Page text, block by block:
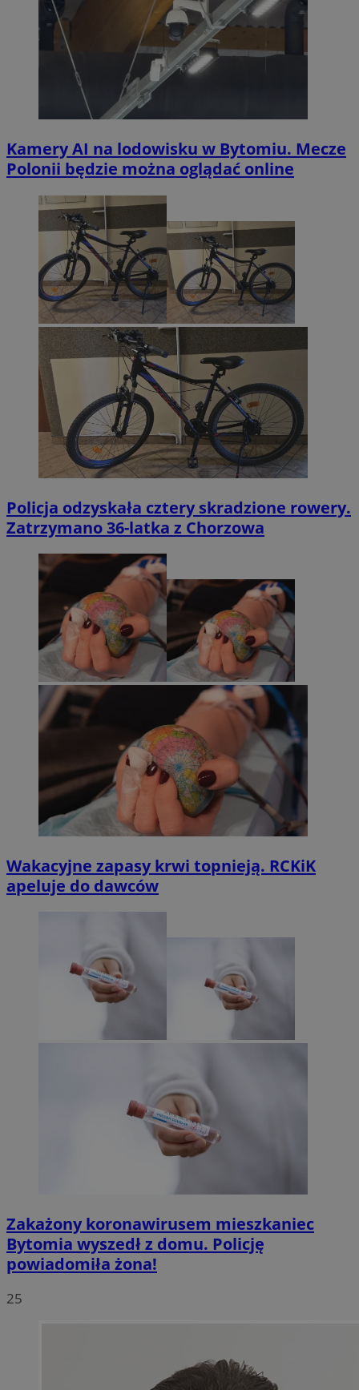
Kamery AI na lodowisku w Bytomiu. Mecze
Polonii będzie można oglądać online
Policja odzyskała cztery skradzione rowery.
Zatrzymano 36-latka z Chorzowa
Wakacyjne zapasy krwi topnieją. RCKiK
apeluje do dawców
Zakażony koronawirusem mieszkaniec
Bytomia wyszedł z domu. Policję
powiadomiła żona!
25